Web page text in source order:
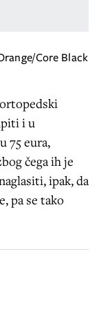
Core Black
i u
75 eura,
čega ih je
ipak, da
pa se tako